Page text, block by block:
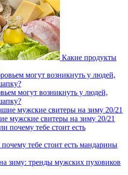
Какие продукты
могут возникнуть у людей,
мужские свитеры на зиму 20/21
тебе стоит есть мандарины